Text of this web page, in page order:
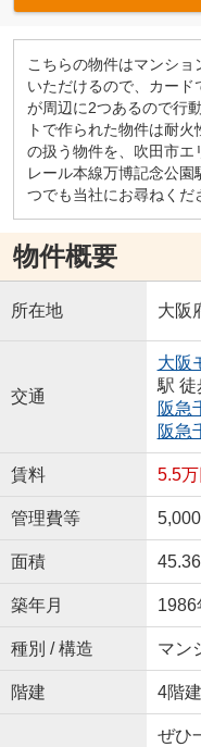
こちらの物件はマンシ
いただけるので、カー
が周辺に2つあるので行
トで作られた物件は耐
の扱う物件を、吹田市エ
レール本線万博記念公
つでも当社にお尋ねくだ
物件概要
所在地 大阪
交通
大阪
駅 徒
阪急
阪急
賃料 5.5万
管理費等
面積
築年月 1986
種別 / 構造 マン
階建 4階建
ぜひ